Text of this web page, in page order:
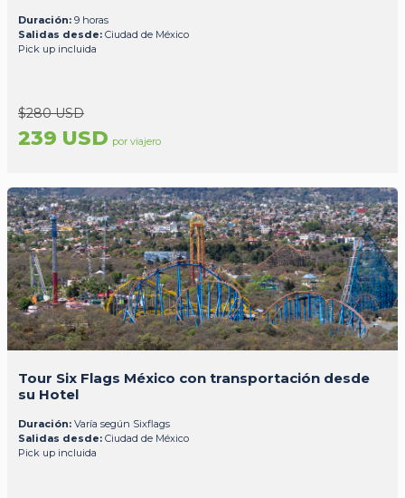
Duración: 9 horas
Salidas desde: Ciudad de México
Pick up incluida
$280 USD
239 USD por viajero
Tour Six Flags México con transportación desde
su Hotel
Duración: Varía según Sixflags
Salidas desde: Ciudad de México
Pick up incluida